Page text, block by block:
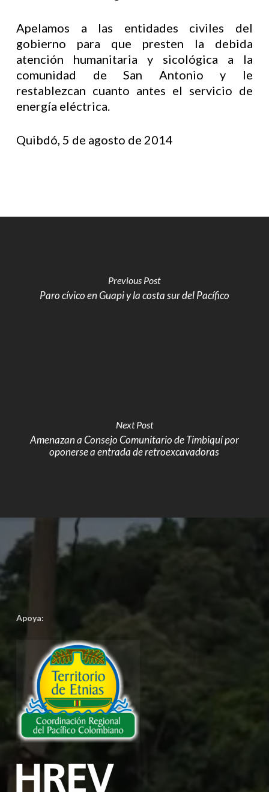
Apelamos a las entidades civiles del
gobierno para que presten la debida
atención humanitaria y sicológica a la
comunidad de San Antonio y le
restablezcan cuanto antes el servicio de
energía eléctrica.
Quibdó, 5 de agosto de 2014
Previous Post
Paro cívico en Guapi y la costa sur del Pacífico
Next Post
Amenazan a Consejo Comunitario de Timbiquí por
oponerse a entrada de retroexcavadoras
Apoya: